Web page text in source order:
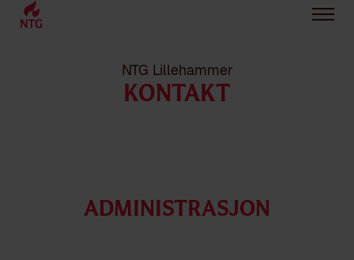
NTG Lillehammer
KONTAKT
Administrasjon